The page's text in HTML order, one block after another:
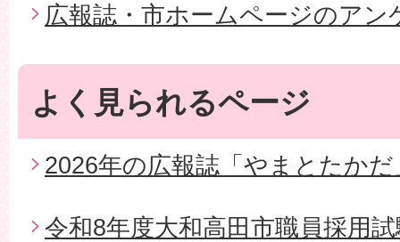
広報誌・市ホームページのアン
よく見られるページ
2026年の広報誌「やまとたかだ
令和8年度大和高田市職員採用